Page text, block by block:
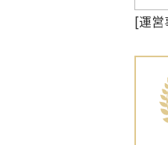
[運営